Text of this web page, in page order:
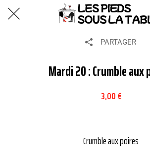
PARTAGER
Mardi 20 : Crumble aux
3,00 €
Crumble aux poires